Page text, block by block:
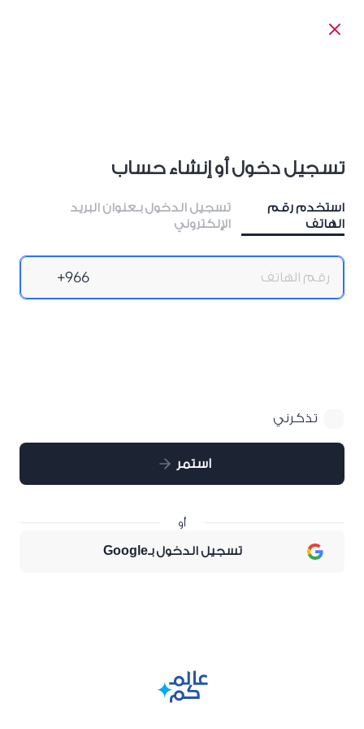
تسجيل دخول أو إنشاء حساب
استخدم رقم
الهاتف
تسجيل الدخول بـعنوان البريد
الإلكتروني
تذكرني
استمر
تسجيل الدخول بـGoogle
أو